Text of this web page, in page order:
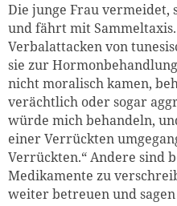
Die junge Frau vermeidet,
und fährt mit
Verbalattacken von
sie zur
nicht moralisch kamen,
verächtlich oder sogar
würde mich behandeln,
einer Verrückten
Verrückten.“ Andere sind
Medikamente zu
weiter betreuen und